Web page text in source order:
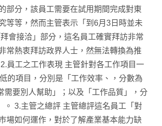
部分，該員工需要在試用期間完成對東
等等，然而主管表示「到6月3日時並未
會接洽」部分，這名員工確實拜訪非常
常熱衷拜訪政界人士，然無法轉換為推
員工之工作表現 主管針對各工作項目一
的項目，分別是「工作效率、，分數為
需要別人幫助」；以及「工作品質」，分
3.主管之總評 主管總評這名員工「對
場如何運作，對於了解產業基本能力缺